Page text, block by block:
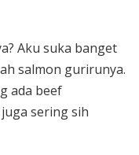
Aku suka banget
salmon gurirunya.
ada beef
sering sih